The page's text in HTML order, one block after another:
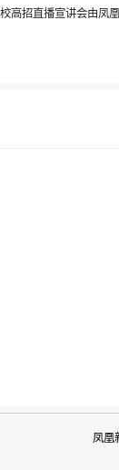
高招直播宣讲会由凤
凤凰